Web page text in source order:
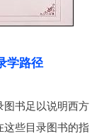
学路径
图书足以说明西方
这些目录图书的指